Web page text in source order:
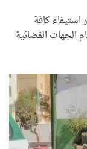
كافة
الجهات القضائية